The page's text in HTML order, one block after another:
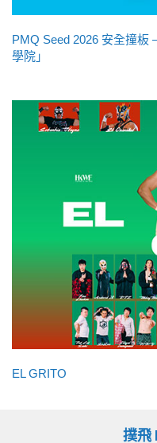
PMQ Seed 2026 安全撞板
學院」
EL GRITO
撲飛